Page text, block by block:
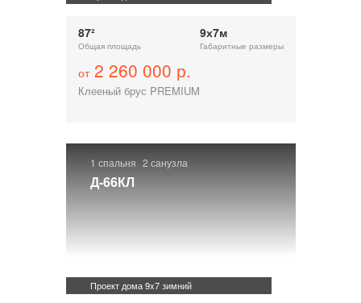
87²
Общая площадь
9х7м
Габаритные размеры
от2 260 000 р.
Клееный брус PREMIUM
1 спальня 2 санузла
Д-66КЛ
Проект дома 9x7 зимний